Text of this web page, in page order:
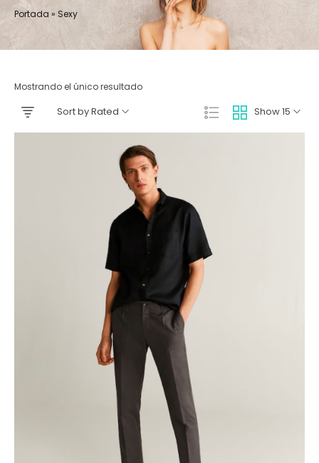
Portada » Sexy
Mostrando el único resultado
Show 15
Sort by Rated